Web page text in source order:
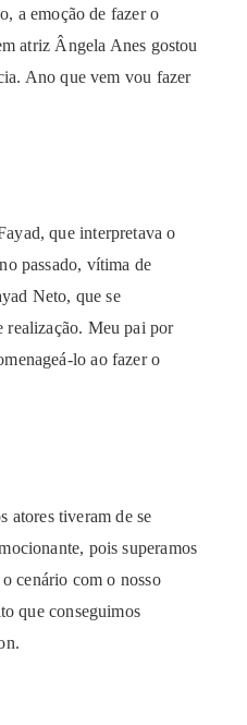
a emoção de fazer o
atriz Ângela Anes gostou
Ano que vem vou fazer
que interpretava o
passado, vítima de
Neto, que se
realização. Meu pai por
lo ao fazer o
atores tiveram de se
pois superamos
cenário com o nosso
que conseguimos